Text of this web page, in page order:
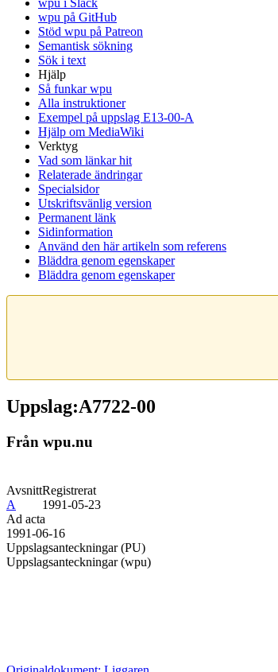
wpu i Slack
wpu på GitHub
Stöd wpu på Patreon
Semantisk sökning
Sök i text
Hjälp
Så funkar wpu
Alla instruktioner
Exempel på uppslag E13-00-A
Hjälp om MediaWiki
Verktyg
Vad som länkar hit
Relaterade ändringar
Specialsidor
Utskriftsvänlig version
Permanent länk
Sidinformation
Använd den här artikeln som referens
Bläddra genom egenskaper
Bläddra genom egenskaper
Uppslag:A7722-00
Från wpu.nu
Avsnitt
A
Registrerat
1991-05-23
Ad acta
1991-06-16
Uppslagsanteckningar (PU)
Uppslagsanteckningar (wpu)